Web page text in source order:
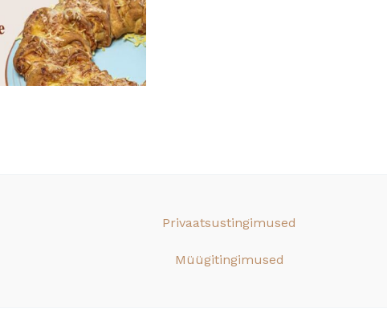
Privaatsustingimused
Müügitingimused